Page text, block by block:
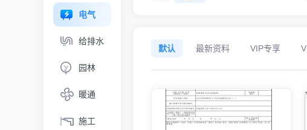
电气
给排水
园林
暖通
施工
默认 最新资料 VIP专享